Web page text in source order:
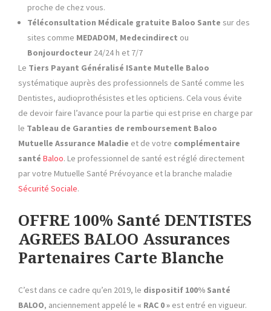
proche de chez vous.
Téléconsultation Médicale gratuite Baloo Sante sur des
sites comme MEDADOM, Medecindirect ou
Bonjourdocteur 24/24 h et 7/7
Le Tiers Payant Généralisé ISante Mutelle Baloo
systématique auprès des professionnels de Santé comme les
Dentistes, audioprothésistes et les opticiens. Cela vous évite
de devoir faire l’avance pour la partie qui est prise en charge par
le Tableau de Garanties de remboursement Baloo
Mutuelle Assurance Maladie et de votre complémentaire
santé Baloo. Le professionnel de santé est réglé directement
par votre Mutuelle Santé Prévoyance et la branche maladie
Sécurité Sociale.
OFFRE 100% Santé DENTISTES
AGREES BALOO Assurances
Partenaires Carte Blanche
C’est dans ce cadre qu’en 2019, le dispositif 100% Santé
BALOO, anciennement appelé le « RAC 0 » est entré en vigueur.